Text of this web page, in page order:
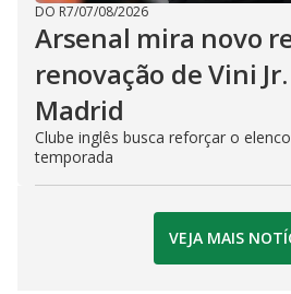
DO R7/07/08/2026
Arsenal mira novo
renovação de Vini
Madrid
Clube inglês busca reforçar o
temporada
VEJA MAIS